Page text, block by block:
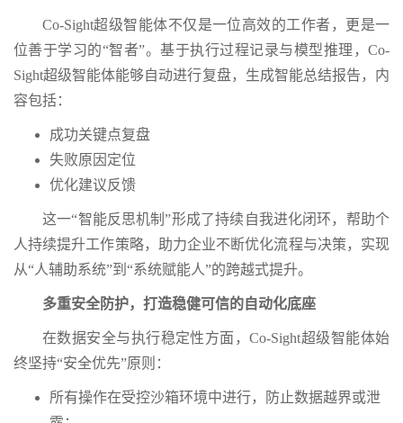
Co-Sight超级智能体不仅是一位高效的工作者，更是一
位善于学习的“智者”。基于执行过程记录与模型推理，Co-
Sight超级智能体能够自动进行复盘，生成智能总结报告，内
容包括：
成功关键点复盘
失败原因定位
优化建议反馈
这一“智能反思机制”形成了持续自我进化闭环，帮助个
人持续提升工作策略，助力企业不断优化流程与决策，实现
从“人辅助系统”到“系统赋能人”的跨越式提升。
多重安全防护，打造稳健可信的自动化底座
在数据安全与执行稳定性方面，Co-Sight超级智能体始
终坚持“安全优先”原则：
所有操作在受控沙箱环境中进行，防止数据越界或泄